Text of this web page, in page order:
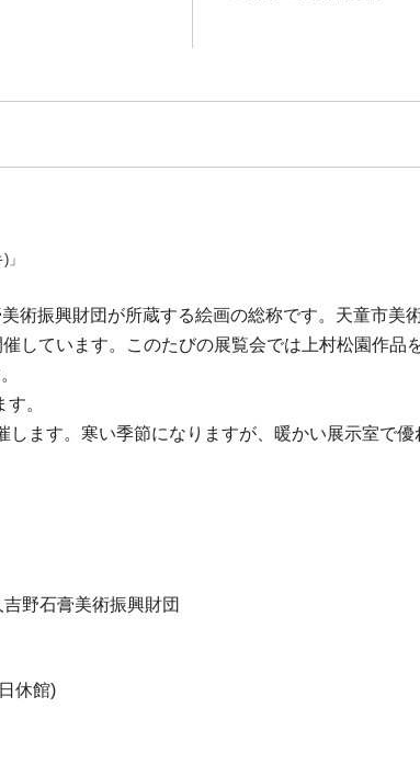
術振興財団が所蔵する絵画の総称です。天童市美
しています。このたびの展覧会では上村松園作
。
ます。寒い季節になりますが、暖かい展示室で
野石膏美術振興財団
休館)